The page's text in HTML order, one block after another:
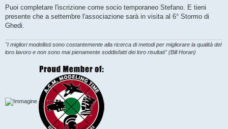
Puoi completare l'iscrizione come socio temporaneo Stefano. E tieni
presente che a settembre l'associazione sarà in visita al 6° Stormo di
Ghedi.
"I migliori modellisti sono costantemente alla ricerca di metodi per migliorare la qualità del
loro lavoro e non sono mai pienamente soddisfatti dei loro risultati" (Bill Horan)